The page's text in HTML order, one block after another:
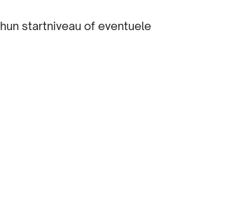
startniveau of eventuele